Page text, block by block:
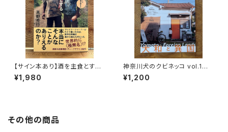
【サイン本あり】酒を主食とする
人々 エチオピアの科学的秘境
を旅する
¥1,980
神奈川犬のクビネッコ vol.1
特集：大和と異国
¥1,200
その他の商品